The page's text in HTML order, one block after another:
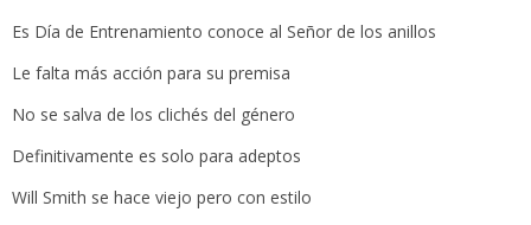
Es Día de Entrenamiento conoce al Señor de los anillos
Le falta más acción para su premisa
No se salva de los clichés del género
Definitivamente es solo para adeptos
Will Smith se hace viejo pero con estilo